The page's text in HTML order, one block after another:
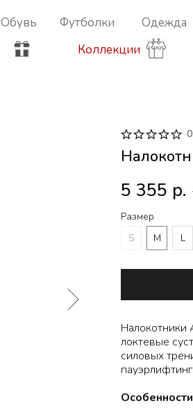
Обувь Футболки Одежда
Коллекции
5 355 р.
Размер
S
M L
Налокотники
локтевые
силовых